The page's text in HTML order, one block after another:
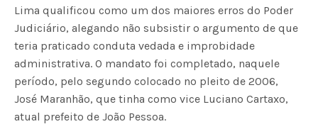
Lima qualificou como um dos maiores erros do Poder
Judiciário, alegando não subsistir o argumento de que
teria praticado conduta vedada e improbidade
administrativa. O mandato foi completado, naquele
período, pelo segundo colocado no pleito de 2006,
José Maranhão, que tinha como vice Luciano Cartaxo,
atual prefeito de João Pessoa.